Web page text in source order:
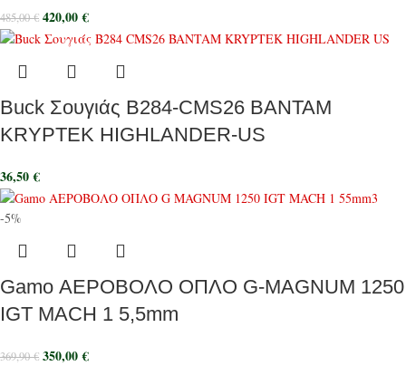
485,00€ 420,00€
Buck Σουγιάς B284-CMS26 BANTAM
KRYPTEK HIGHLANDER-US
36,50€
-5%
Gamo ΑΕΡΟΒΟΛΟ ΟΠΛΟ G-MAGNUM 1250
IGT MACH 1 5,5mm
369,90€ 350,00€